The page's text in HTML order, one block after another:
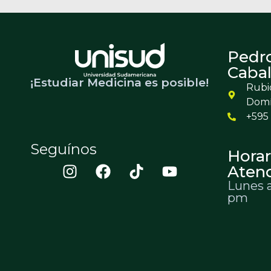
¡Estudiar Medicina es posible!
Seguínos
Lunes
pm